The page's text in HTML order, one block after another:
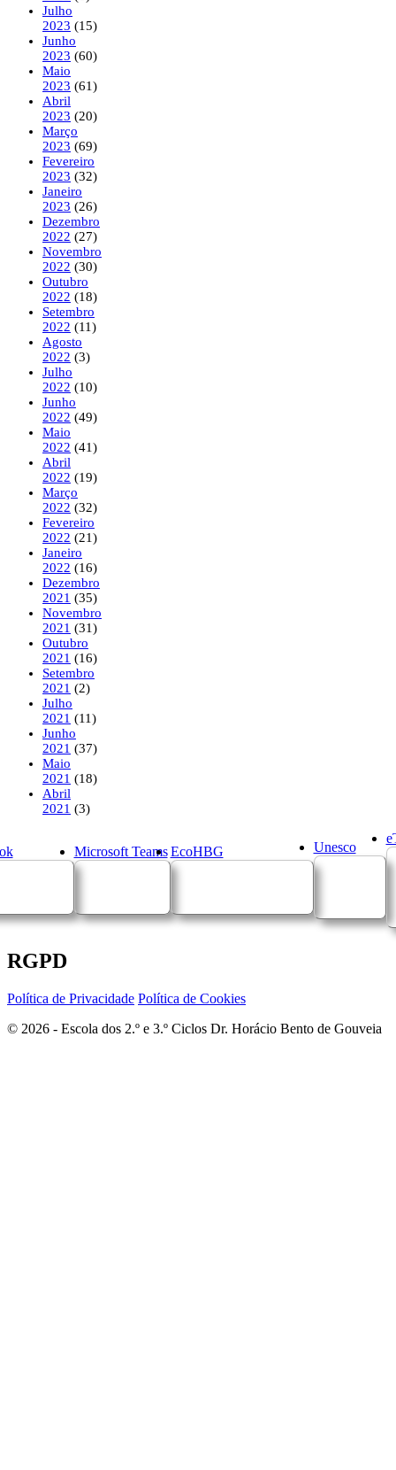
Julho
2023 (15)
Junho
2023 (60)
Maio
2023 (61)
Abril
2023 (20)
Março
2023 (69)
Fevereiro
2023 (32)
Janeiro
2023 (26)
Dezembro
2022 (27)
Novembro
2022 (30)
Outubro
2022 (18)
Setembro
2022 (11)
Agosto
2022 (3)
Julho
2022 (10)
Junho
2022 (49)
Maio
2022 (41)
Abril
2022 (19)
Março
2022 (32)
Fevereiro
2022 (21)
Janeiro
2022 (16)
Dezembro
2021 (35)
Novembro
2021 (31)
Outubro
2021 (16)
Setembro
2021 (2)
Julho
2021 (11)
Junho
2021 (37)
Maio
2021 (18)
Abril
2021 (3)
Microsoft Teams EcoHBG Unesco
RGPD
Política de Privacidade Política de Cookies
© 2026 - Escola dos 2.º e 3.º Ciclos Dr. Horácio Bento de Gouveia